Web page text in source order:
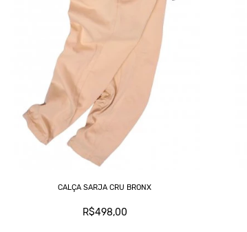
CALÇA SARJA CRU BRONX
R$498,00